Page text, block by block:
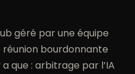
géré par une équipe
réunion bourdonnante
que : arbitrage par l’IA